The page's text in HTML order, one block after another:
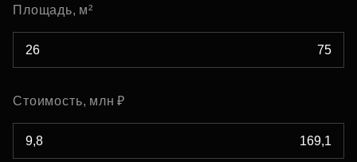
Площадь, м²
Стоимость, млн ₽